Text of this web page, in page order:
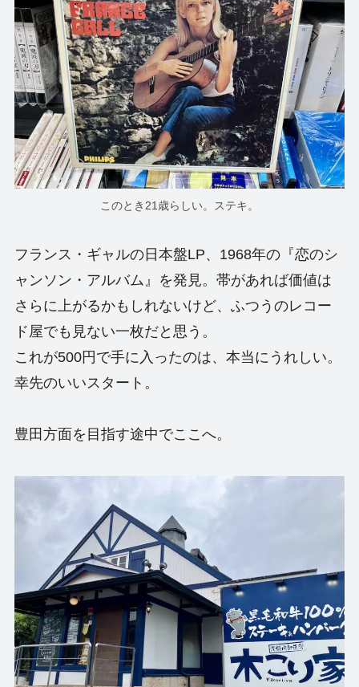
このとき21歳らしい。ステキ。
フランス・ギャルの日本盤LP、1968年の『恋のシ
ャンソン・アルバム』を発見。帯があれば価値は
さらに上がるかもしれないけど、ふつうのレコー
ド屋でも見ない一枚だと思う。
これが500円で手に入ったのは、本当にうれしい。
幸先のいいスタート。
豊田方面を目指す途中でここへ。